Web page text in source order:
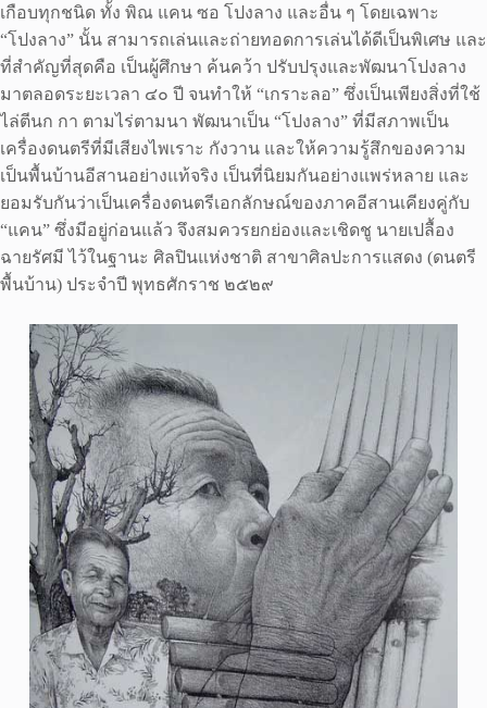
เกือบทุกชนิด ทั้ง พิณ แคน ซอ โปงลาง และอื่น ๆ โดยเฉพาะ
“โปงลาง” นั้น สามารถเล่นและถ่ายทอดการเล่นได้ดีเป็นพิเศษ และ
ที่สำคัญที่สุดคือ เป็นผู้ศึกษา ค้นคว้า ปรับปรุงและพัฒนาโปงลาง
มาตลอดระยะเวลา ๔๐ ปี จนทำให้ “เกราะลอ” ซึ่งเป็นเพียงสิ่งที่ใช้
ไล่ตีนก กา ตามไร่ตามนา พัฒนาเป็น “โปงลาง” ที่มีสภาพเป็น
เครื่องดนตรีที่มีเสียงไพเราะ กังวาน และให้ความรู้สึกของความ
เป็นพื้นบ้านอีสานอย่างแท้จริง เป็นที่นิยมกันอย่างแพร่หลาย และ
ยอมรับกันว่าเป็นเครื่องดนตรีเอกลักษณ์ของภาคอีสานเคียงคู่กับ
“แคน” ซึ่งมีอยู่ก่อนแล้ว จึงสมควรยกย่องและเชิดชู นายเปลื้อง
ฉายรัศมี ไว้ในฐานะ ศิลปินแห่งชาติ สาขาศิลปะการแสดง (ดนตรี
พื้นบ้าน) ประจำปี พุทธศักราช ๒๕๒๙